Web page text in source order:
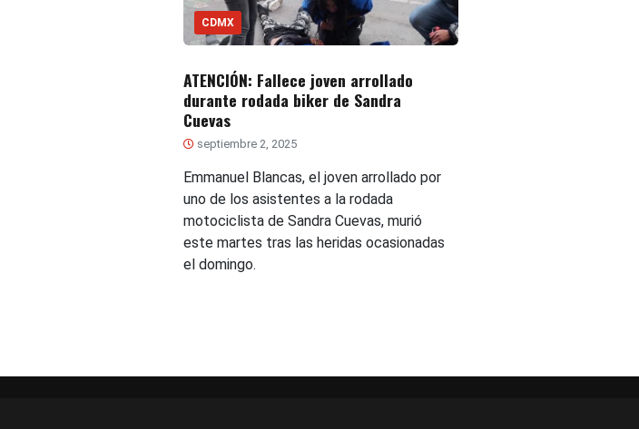
CDMX
ATENCIÓN: Fallece joven arrollado
durante rodada biker de Sandra
Cuevas
septiembre 2, 2025
Emmanuel Blancas, el joven arrollado por
uno de los asistentes a la rodada
motociclista de Sandra Cuevas, murió
este martes tras las heridas ocasionadas
el domingo.